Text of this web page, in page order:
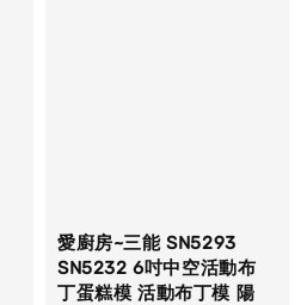
愛廚房~三能 SN5293
SN5232 6吋中空活動布
丁蛋糕模 活動布丁模 陽